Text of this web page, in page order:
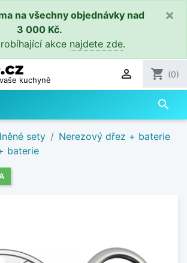
na všechny objednávky nad
3 000 Kč.
akce najdete zde.
×
kuchyně  shopping_cart (0)
search
sety
Nerezový dřez + baterie
baterie